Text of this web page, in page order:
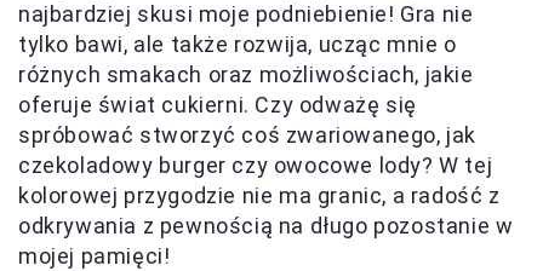
najbardziej skusi moje podniebienie! Gra nie
tylko bawi, ale także rozwija, ucząc mnie o
różnych smakach oraz możliwościach, jakie
oferuje świat cukierni. Czy odważę się
spróbować stworzyć coś zwariowanego, jak
czekoladowy burger czy owocowe lody? W tej
kolorowej przygodzie nie ma granic, a radość z
odkrywania z pewnością na długo pozostanie w
mojej pamięci!